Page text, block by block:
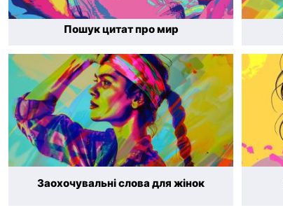
Пошук цитат про мир
Заохочувальні слова для жінок